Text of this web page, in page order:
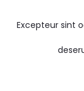
Excepteur sint